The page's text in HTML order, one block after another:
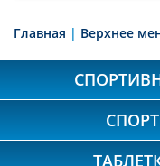
Главная | Верхнее